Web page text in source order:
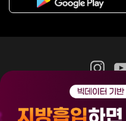
365mc 병·의원 이
비급여